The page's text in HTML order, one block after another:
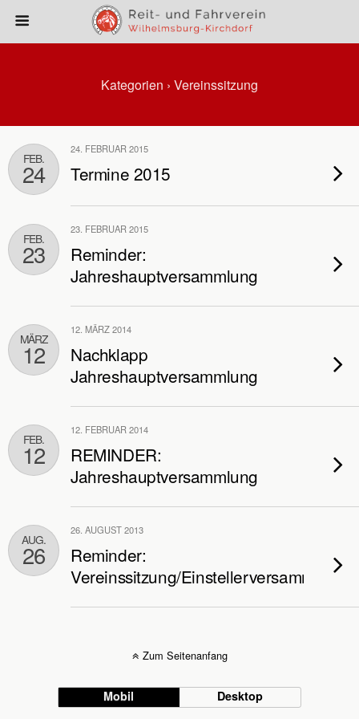
Kategorien › Vereinssitzung
FEB.
24
24. FEBRUAR 2015
Termine 2015
FEB.
23
23. FEBRUAR 2015
Reminder:
Jahreshauptversammlung
MÄRZ
12
12. MÄRZ 2014
Nachklapp
Jahreshauptversammlung
FEB.
12
12. FEBRUAR 2014
REMINDER:
Jahreshauptversammlung
AUG.
26
26. AUGUST 2013
Reminder:
Vereinssitzung/Einstellerversammlung
Zum Seitenanfang
Mobil Desktop